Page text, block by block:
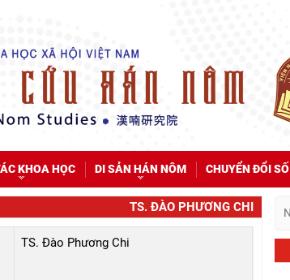
KHOA HỌC DI SẢN HÁN NÔM CHUYỂN ĐỔI SỐ
TS. ĐÀO PHƯƠNG CHI
TS. Đào Phương Chi